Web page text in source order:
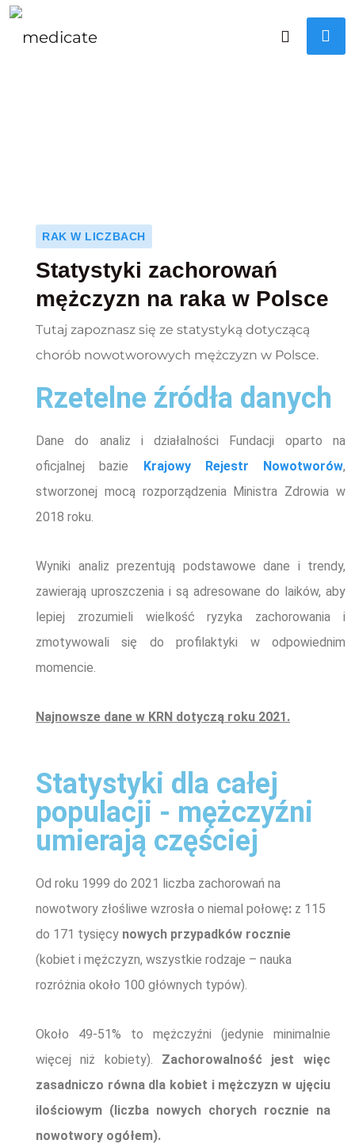
RAK W LICZBACH
Statystyki zachorowań
mężczyzn na raka w Polsce
Tutaj zapoznasz się ze statystyką dotyczącą
chorób nowotworowych mężczyzn w Polsce.
Rzetelne źródła danych
Dane do analiz i działalności Fundacji oparto na
oficjalnej bazie Krajowy Rejestr Nowotworów,
stworzonej mocą rozporządzenia Ministra Zdrowia w
2018 roku.
Wyniki analiz prezentują podstawowe dane i trendy,
zawierają uproszczenia i są adresowane do laików, aby
lepiej zrozumieli wielkość ryzyka zachorowania i
zmotywowali się do profilaktyki w odpowiednim
momencie.
Najnowsze dane w KRN dotyczą roku 2021.
Statystyki dla całej
populacji - mężczyźni
umierają częściej
Od roku 1999 do 2021 liczba zachorowań na
nowotwory złośliwe wzrosła o niemal połowę: z 115
do 171 tysięcy nowych przypadków rocznie
(kobiet i mężczyzn, wszystkie rodzaje – nauka
rozróżnia około 100 głównych typów).
Około 49-51% to mężczyźni (jedynie minimalnie
więcej niż kobiety). Zachorowalność jest więc
zasadniczo równa dla kobiet i mężczyzn w ujęciu
ilościowym (liczba nowych chorych rocznie na
nowotwory ogółem).